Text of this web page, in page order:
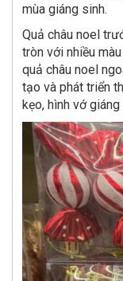
mùa giáng sinh.
Quả châu noel
tròn với nhiều
quả châu noel
tạo và phát triển
kẹo, hình vớ